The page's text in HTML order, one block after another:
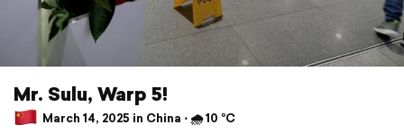
Mr. Sulu, Warp 5!
March 14, 2025 in China ⋅ 🌧 10 °C